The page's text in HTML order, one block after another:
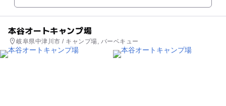
本谷オートキャンプ場
岐阜県中津川市 / キャンプ場, バーベキュー